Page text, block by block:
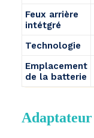
Feux arrière
intétgré
Technologie
Emplacement
de la batterie
Adaptateur